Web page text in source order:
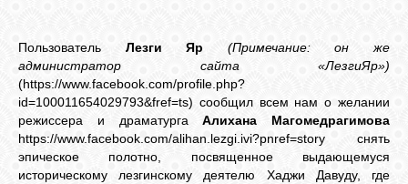
Пользователь Лезги Яр
(Примечание: он же
администратор сайта «ЛезгиЯр»)
(https://www.facebook.com/profile.php?
id=100011654029793&fref=ts) сообщил всем нам о желании
режиссера и драматургаАлихана Магомедрагимова
https://www.facebook.com/alihan.lezgi.ivi?pnref=story снять
эпическое полотно, посвященное выдающемуся
историческому лезгинскому деятелю Хаджи Давуду, где